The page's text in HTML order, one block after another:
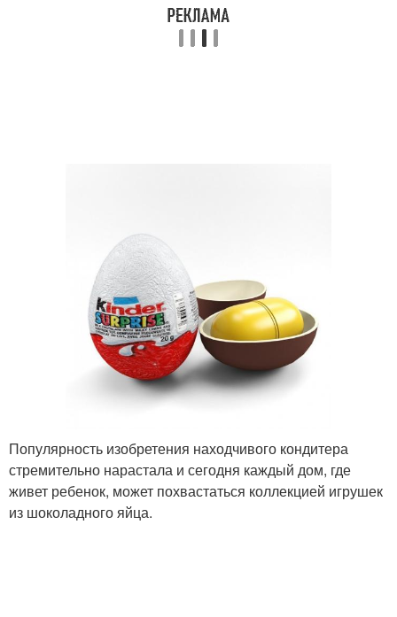
Популярность изобретения находчивого кондитера
стремительно нарастала и сегодня каждый дом, где
живет ребенок, может похвастаться коллекцией игрушек
из шоколадного яйца.